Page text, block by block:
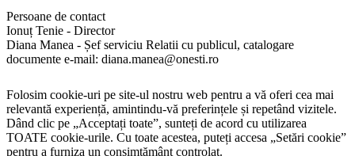
Persoane de contact
Ionuț Tenie - Director
Diana Manea - Șef serviciu Relatii cu publicul, catalogare
documente e-mail: diana.manea@onesti.ro
Folosim cookie-uri pe site-ul nostru web pentru a vă oferi cea mai
relevantă experiență, amintindu-vă preferințele și repetând vizitele.
Dând clic pe „Acceptați toate”, sunteți de acord cu utilizarea
TOATE cookie-urile. Cu toate acestea, puteți accesa „Setări cookie”
pentru a furniza un consimțământ controlat.